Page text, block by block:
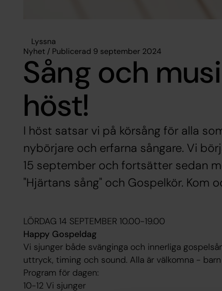
Lyssna
Nyhet / Publicerad 9 september 2024
Sång och
höst!
I höst satsar vi på körsång för alla
nybörjare och erfarna sångare. Vi
15 september och fortsätter sedan
"Hjärtans sång" och Gospelkör. Kom
LÖRDAG 14 SEPTEMBER 10.00-19.00
Happy Gospeldag
Vi sjunger både svänginga och innerliga
uttryck, timing och sound. Alla är välkomna -
Program för dagen:
10-12 Vi sjunger